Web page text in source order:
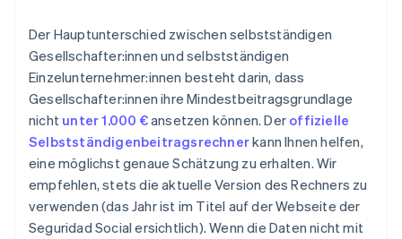
Der Hauptunterschied zwischen selbstständigen
Gesellschafter:innen und selbstständigen
Einzelunternehmer:innen besteht darin, dass
Gesellschafter:innen ihre Mindestbeitragsgrundlage
nicht unter 1.000 €ansetzen können. Der offizielle
Selbstständigenbeitragsrechnerkann Ihnen helfen,
eine möglichst genaue Schätzung zu erhalten. Wir
empfehlen, stets die aktuelle Version des Rechners zu
verwenden (das Jahr ist im Titel auf der Webseite der
Seguridad Social ersichtlich). Wenn die Daten nicht mit